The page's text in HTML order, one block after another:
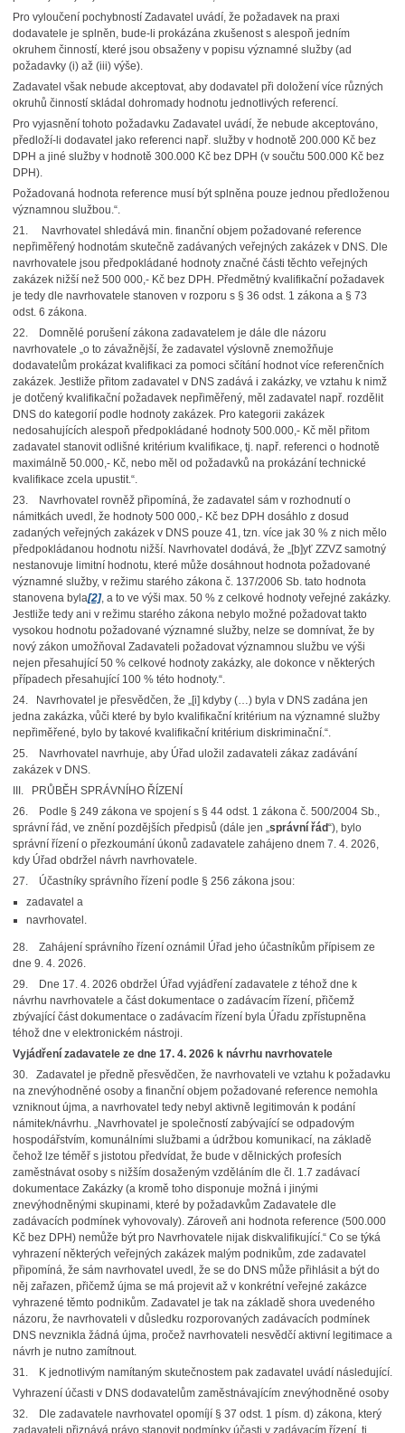
Pro vyloučení pochybností Zadavatel uvádí, že požadavek na praxi
dodavatele je splněn, bude‑li prokázána zkušenost s alespoň jedním
okruhem činností, které jsou obsaženy v popisu významné služby (ad
požadavky (i) až (iii) výše).
Zadavatel však nebude akceptovat, aby dodavatel při doložení více různých
okruhů činností skládal dohromady hodnotu jednotlivých referencí.
Pro vyjasnění tohoto požadavku Zadavatel uvádí, že nebude akceptováno,
předloží-li dodavatel jako referenci např. služby v hodnotě 200.000 Kč bez
DPH a jiné služby v hodnotě 300.000 Kč bez DPH (v součtu 500.000 Kč bez
DPH).
Požadovaná hodnota reference musí být splněna pouze jednou předloženou
významnou službou.“.
21. Navrhovatel shledává min. finanční objem požadované reference
nepřiměřený hodnotám skutečně zadávaných veřejných zakázek v DNS. Dle
navrhovatele jsou předpokládané hodnoty značné části těchto veřejných
zakázek nižší než 500 000,- Kč bez DPH. Předmětný kvalifikační požadavek
je tedy dle navrhovatele stanoven v rozporu s § 36 odst. 1 zákona a § 73
odst. 6 zákona.
22. Domnělé porušení zákona zadavatelem je dále dle názoru
navrhovatele „o to závažnější, že zadavatel výslovně znemožňuje
dodavatelům prokázat kvalifikaci za pomoci sčítání hodnot více referenčních
zakázek. Jestliže přitom zadavatel v DNS zadává i zakázky, ve vztahu k nimž
je dotčený kvalifikační požadavek nepřiměřený, měl zadavatel např. rozdělit
DNS do kategorií podle hodnoty zakázek. Pro kategorii zakázek
nedosahujících alespoň předpokládané hodnoty 500.000,- Kč měl přitom
zadavatel stanovit odlišné kritérium kvalifikace, tj. např. referenci o hodnotě
maximálně 50.000,- Kč, nebo měl od požadavků na prokázání technické
kvalifikace zcela upustit.“.
23. Navrhovatel rovněž připomíná, že zadavatel sám v rozhodnutí o
námitkách uvedl, že hodnoty 500 000,- Kč bez DPH dosáhlo z dosud
zadaných veřejných zakázek v DNS pouze 41, tzn. více jak 30 % z nich mělo
předpokládanou hodnotu nižší. Navrhovatel dodává, že „[b]yť ZZVZ samotný
nestanovuje limitní hodnotu, které může dosáhnout hodnota požadované
významné služby, v režimu starého zákona č. 137/2006 Sb. tato hodnota
stanovena byla[2], a to ve výši max. 50 % z celkové hodnoty veřejné zakázky.
Jestliže tedy ani v režimu starého zákona nebylo možné požadovat takto
vysokou hodnotu požadované významné služby, nelze se domnívat, že by
nový zákon umožňoval Zadavateli požadovat významnou službu ve výši
nejen přesahující 50 % celkové hodnoty zakázky, ale dokonce v některých
případech přesahující 100 % této hodnoty.“.
24. Navrhovatel je přesvědčen, že „[i] kdyby (…) byla v DNS zadána jen
jedna zakázka, vůči které by bylo kvalifikační kritérium na významné služby
nepřiměřené, bylo by takové kvalifikační kritérium diskriminační.“.
25. Navrhovatel navrhuje, aby Úřad uložil zadavateli zákaz zadávání
zakázek v DNS.
III. PRŮBĚH SPRÁVNÍHO ŘÍZENÍ
26. Podle § 249 zákona ve spojení s § 44 odst. 1 zákona č. 500/2004 Sb.,
správní řád, ve znění pozdějších předpisů (dále jen „správní řád“), bylo
správní řízení o přezkoumání úkonů zadavatele zahájeno dnem 7. 4. 2026,
kdy Úřad obdržel návrh navrhovatele.
27. Účastníky správního řízení podle § 256 zákona jsou:
zadavatel a
navrhovatel.
28. Zahájení správního řízení oznámil Úřad jeho účastníkům přípisem ze
dne 9. 4. 2026.
29. Dne 17. 4. 2026 obdržel Úřad vyjádření zadavatele z téhož dne k
návrhu navrhovatele a část dokumentace o zadávacím řízení, přičemž
zbývající část dokumentace o zadávacím řízení byla Úřadu zpřístupněna
téhož dne v elektronickém nástroji.
Vyjádření zadavatele ze dne 17. 4. 2026 k návrhu navrhovatele
30. Zadavatel je předně přesvědčen, že navrhovateli ve vztahu k požadavku
na znevýhodněné osoby a finanční objem požadované reference nemohla
vzniknout újma, a navrhovatel tedy nebyl aktivně legitimován k podání
námitek/návrhu. „Navrhovatel je společností zabývající se odpadovým
hospodářstvím, komunálními službami a údržbou komunikací, na základě
čehož lze téměř s jistotou předvídat, že bude v dělnických profesích
zaměstnávat osoby s nižším dosaženým vzděláním dle čl. 1.7 zadávací
dokumentace Zakázky (a kromě toho disponuje možná i jinými
znevýhodněnými skupinami, které by požadavkům Zadavatele dle
zadávacích podmínek vyhovovaly). Zároveň ani hodnota reference (500.000
Kč bez DPH) nemůže být pro Navrhovatele nijak diskvalifikující.“ Co se týká
vyhrazení některých veřejných zakázek malým podnikům, zde zadavatel
připomíná, že sám navrhovatel uvedl, že se do DNS může přihlásit a být do
něj zařazen, přičemž újma se má projevit až v konkrétní veřejné zakázce
vyhrazené těmto podnikům. Zadavatel je tak na základě shora uvedeného
názoru, že navrhovateli v důsledku rozporovaných zadávacích podmínek
DNS nevznikla žádná újma, pročež navrhovateli nesvědčí aktivní legitimace a
návrh je nutno zamítnout.
31. K jednotlivým namítaným skutečnostem pak zadavatel uvádí následující.
Vyhrazení účasti v DNS dodavatelům zaměstnávajícím znevýhodněné osoby
32. Dle zadavatele navrhovatel opomíjí § 37 odst. 1 písm. d) zákona, který
zadavateli přiznává právo stanovit podmínky účasti v zadávacím řízení, tj.